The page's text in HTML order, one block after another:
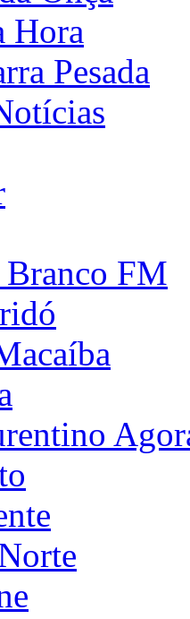
Hora
Pesada
FM